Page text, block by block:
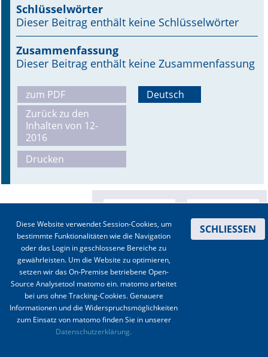
Leitlinien
Archiv
Supplements
Supplements OrphanAnesthesia
Online First
A&I English
Mediadaten
Autoren-Service
Stellenmarkt
Kongresskalender
Schlüsselwörter
Dieser Beitrag enthält keine Schlüsselwörter
Zusammenfassung
Dieser Beitrag enthält keine Zusammenfassung
zum PDF
Zurück zu den
Inhalten von 12-
2016
Drucken
Deutsch
Impressum Datenschutz
Diese Website verwendet Session-Cookies, um
bestimmte Funktionalitäten wie die Navigation
oder das Login in geschlossene Bereiche zu
gewährleisten. Um die Website zu optimieren,
setzen wir das On-Premise betriebene Open-
Source Analysetool matomo ein. matomo arbeitet
bei uns ohne Tracking-Cookies. Genauere
Informationen und die Widerspruchsmöglichkeiten
zum Einsatz von matomo finden Sie in unserer
Datenschutzerklärung.
SCHLIESSEN